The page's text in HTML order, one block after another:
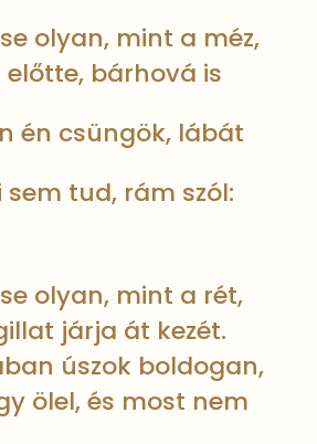
olyan, mint a méz,
bárhová is
én csüngök, lábát
tud, rám szól:
olyan, mint a rét,
járja át kezét.
úszok boldogan,
ölel, és most nem